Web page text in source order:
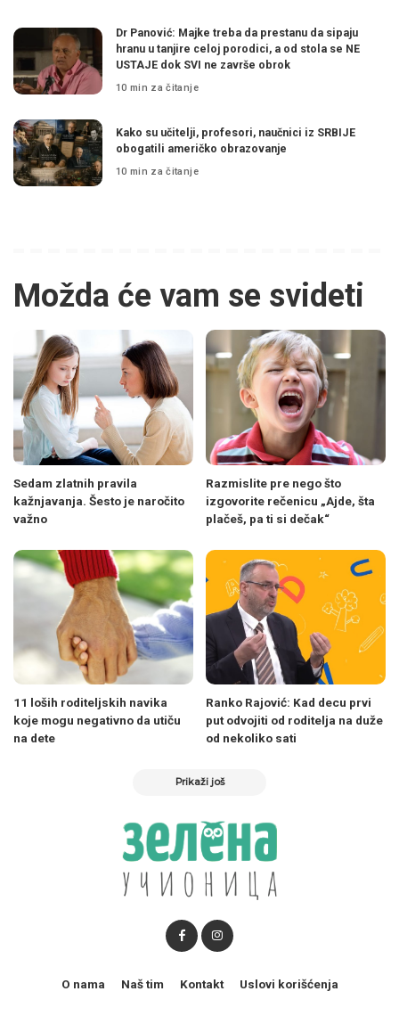
Dr Panović: Majke treba da prestanu da sipaju
hranu u tanjire celoj porodici, a od stola se NE
USTAJE dok SVI ne završe obrok
10 min za čitanje
Kako su učitelji, profesori, naučnici iz SRBIJE
obogatili američko obrazovanje
10 min za čitanje
Možda će vam se svideti
Sedam zlatnih pravila
kažnjavanja. Šesto je naročito
važno
Razmislite pre nego što
izgovorite rečenicu „Ajde, šta
plačeš, pa ti si dečak“
11 loših roditeljskih navika
koje mogu negativno da utiču
na dete
Ranko Rajović: Kad decu prvi
put odvojiti od roditelja na duže
od nekoliko sati
Prikaži još
O nama Naš tim Kontakt Uslovi korišćenja